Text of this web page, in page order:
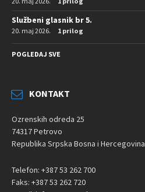
Službeni glasnik br 5.
20. maj 2026. 1 prilog
POGLEDAJ SVE
KONTAKT
Ozrenskih odreda 25
74317 Petrovo
Republika Srpska Bosna i Hercegovina
Telefon: +387 53 262 700
Faks: +387 53 262 720